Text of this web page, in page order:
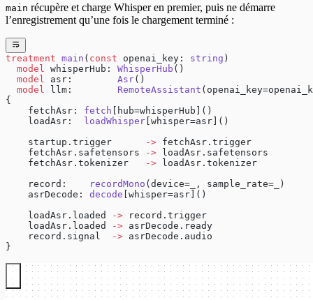
main récupère et charge Whisper en premier, puis ne démarre
l’enregistrement qu’une fois le chargement terminé :
treatment main ( const openai_key: string )
  model
whisperHub: WhisperHub ()
  model
asr: Asr()
  model
llm: RemoteAssistant
{
    fetchAsr:
fetch [hub=whisperHub]()
    loadAsr:
loadWhisper [whisper=asr]()
    startup.trigger
-> fetchAsr.trigger
    fetchAsr.safetensors
-> loadAsr.safetensors
    fetchAsr.tokenizer
-> loadAsr.tokenizer
    record:
recordMono (device=_, sample_rate=_)
    asrDecode:
decode [whisper=asr]()
    loadAsr.loaded
-> record.trigger
    loadAsr.loaded
-> asrDecode.ready
    record.signal
-> asrDecode.audio
}